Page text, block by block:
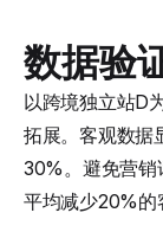
数据验
以跨境独立站D
拓展。客观数据
30%。避免营销
平均减少20%的